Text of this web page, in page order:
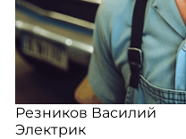
Резников Василий
Электрик